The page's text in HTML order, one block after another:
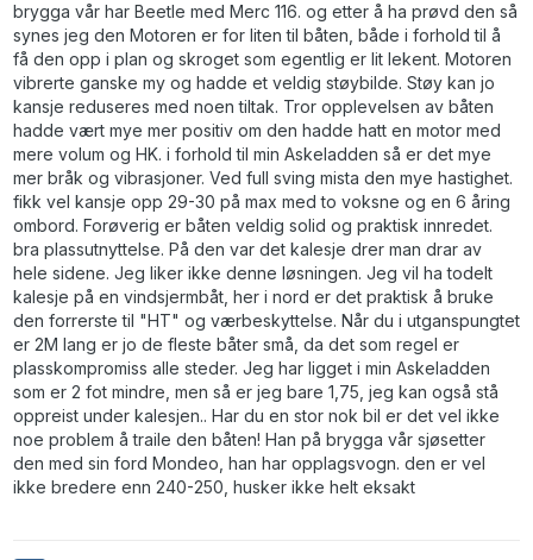
brygga vår har Beetle med Merc 116. og etter å ha prøvd den så
synes jeg den Motoren er for liten til båten, både i forhold til å
få den opp i plan og skroget som egentlig er lit lekent. Motoren
vibrerte ganske my og hadde et veldig støybilde. Støy kan jo
kansje reduseres med noen tiltak. Tror opplevelsen av båten
hadde vært mye mer positiv om den hadde hatt en motor med
mere volum og HK. i forhold til min Askeladden så er det mye
mer bråk og vibrasjoner. Ved full sving mista den mye hastighet.
fikk vel kansje opp 29-30 på max med to voksne og en 6 åring
ombord. Forøverig er båten veldig solid og praktisk innredet.
bra plassutnyttelse. På den var det kalesje drer man drar av
hele sidene. Jeg liker ikke denne løsningen. Jeg vil ha todelt
kalesje på en vindsjermbåt, her i nord er det praktisk å bruke
den forrerste til "HT" og værbeskyttelse. Når du i utganspungtet
er 2M lang er jo de fleste båter små, da det som regel er
plasskompromiss alle steder. Jeg har ligget i min Askeladden
som er 2 fot mindre, men så er jeg bare 1,75, jeg kan også stå
oppreist under kalesjen.. Har du en stor nok bil er det vel ikke
noe problem å traile den båten! Han på brygga vår sjøsetter
den med sin ford Mondeo, han har opplagsvogn. den er vel
ikke bredere enn 240-250, husker ikke helt eksakt